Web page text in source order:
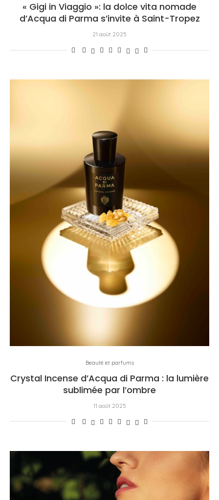
« Gigi in Viaggio »: la dolce vita nomade
d’Acqua di Parma s’invite à Saint-Tropez
21 août 2025
Beauté et parfums
Crystal Incense d’Acqua di Parma : la lumière
sublimée par l’ombre
11 août 2025